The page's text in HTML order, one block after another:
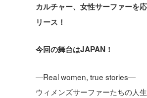
カルチャー、女性サーファーを
リース！
今回の舞台はJAPAN！
―Real women, true stories―
ウィメンズサーファーたちの人